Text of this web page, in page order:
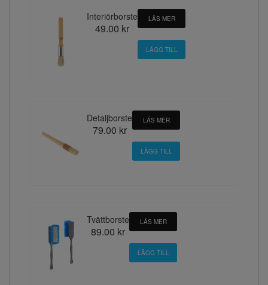
Interiörborste
49.00 kr
LÄS MER
Detaljborste
79.00 kr
LÄS MER
Tvättborste
89.00 kr
LÄS MER